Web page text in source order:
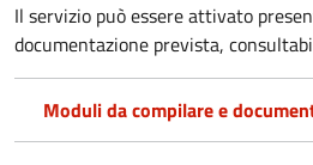
Il servizio può essere attivato
documentazione prevista,
Moduli da compilare e